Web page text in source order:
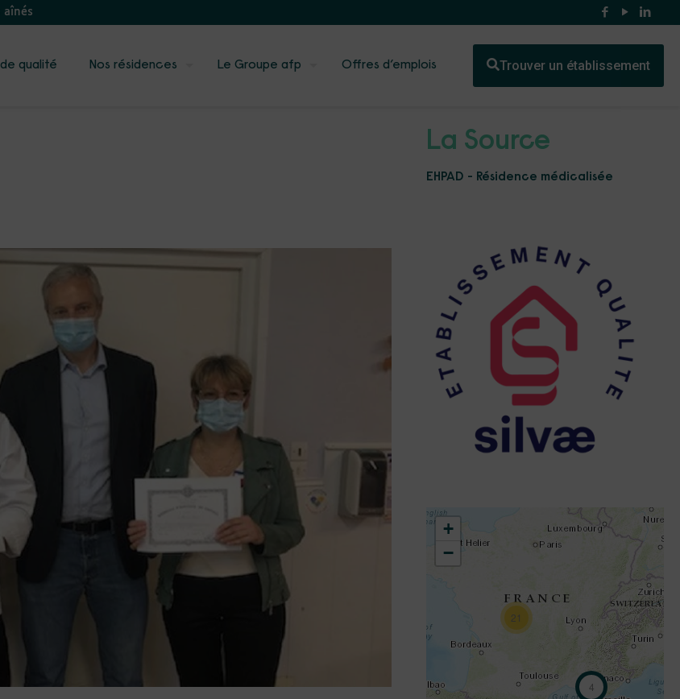
aînés
qualité Nos résidences Le Groupe afp Offres d’emplois Trouver un établissement
La Source
EHPAD - Résidence médicalisée
21
4
+
−